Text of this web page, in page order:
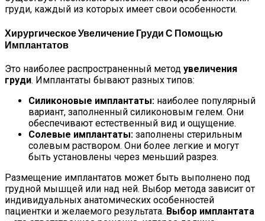
Домашние Рогалики «Баунти»:
груди, каждый из которых имеет свои особенности.
Хирургическое Увеличение Груди С Помощью
Имплантатов
Это наиболее распространенный метод увеличения
груди. Имплантаты бывают разных типов:
Силиконовые имплантаты: наиболее популярный
вариант, заполненный силиконовым гелем. Они
обеспечивают естественный вид и ощущение.
Солевые имплантаты: заполнены стерильным
солевым раствором. Они более легкие и могут
быть установлены через меньший разрез.
Размещение имплантатов может быть выполнено под
грудной мышцей или над ней. Выбор метода зависит от
индивидуальных анатомических особенностей
пациентки и желаемого результата. Выбор имплантата